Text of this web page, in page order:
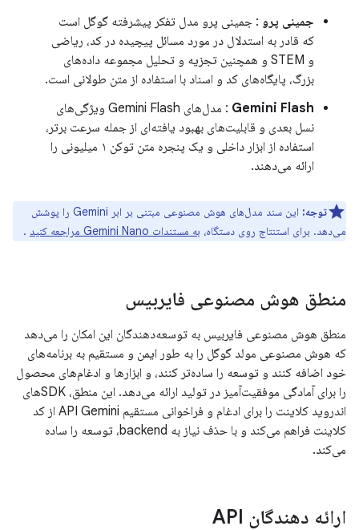
جمینی پرو : جمینی پرو مدل تفکر پیشرفته گوگل است
که قادر به استدلال در مورد مسائل پیچیده در کد، ریاضی
و STEM و همچنین تجزیه و تحلیل مجموعه داده‌های
بزرگ، پایگاه‌های کد و اسناد با استفاده از متن طولانی است.
Gemini Flash
: مدل‌های Gemini Flash ویژگی‌های
نسل بعدی و قابلیت‌های بهبود یافته‌ای از جمله سرعت برتر،
استفاده از ابزار داخلی و یک پنجره متن توکن ۱ میلیونی را
ارائه می‌دهند.
توجه:
این سند مدل‌های هوش مصنوعی مبتنی بر ابر Gemini را پوشش
می‌دهد. برای استنتاج روی دستگاه، به مستندات Gemini Nano مراجعه کنید .
منطق هوش مصنوعی فایربیس
منطق هوش مصنوعی فایربیس به توسعه‌دهندگان این امکان را می‌دهد
که هوش مصنوعی مولد گوگل را به طور ایمن و مستقیم به برنامه‌های
خود اضافه کنند و توسعه را ساده‌تر کنند، و ابزارها و ادغام‌های محصول
را برای آمادگی موفقیت‌آمیز در تولید ارائه می‌دهد. این منطق، SDKهای
اندروید کلاینت را برای ادغام و فراخوانی مستقیم API Gemini از کد
کلاینت فراهم می‌کند و با حذف نیاز به backend، توسعه را ساده
می‌کند.
ارائه دهندگان API